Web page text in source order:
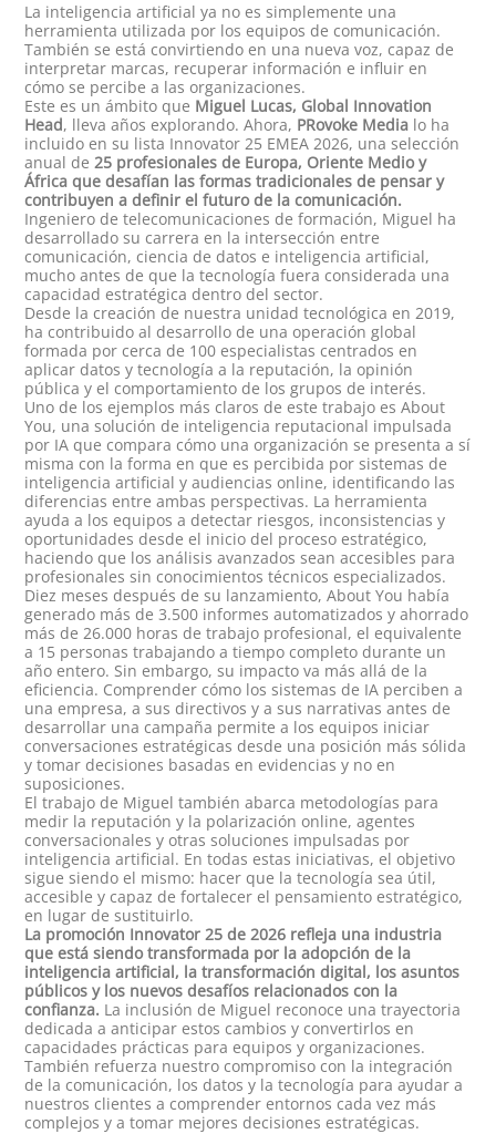
La inteligencia artificial ya no es simplemente una
herramienta utilizada por los equipos de comunicación.
También se está convirtiendo en una nueva voz, capaz de
interpretar marcas, recuperar información e influir en
cómo se percibe a las organizaciones.
Este es un ámbito que Miguel Lucas, Global Innovation
Head, lleva años explorando. Ahora, PRovoke Media lo ha
incluido en su lista Innovator 25 EMEA 2026, una selección
anual de25 profesionales de Europa, Oriente Medio y
África que desafían las formas tradicionales de pensar y
contribuyen a definir el futuro de la comunicación.
Ingeniero de telecomunicaciones de formación, Miguel ha
desarrollado su carrera en la intersección entre
comunicación, ciencia de datos e inteligencia artificial,
mucho antes de que la tecnología fuera considerada una
capacidad estratégica dentro del sector.
Desde la creación de nuestra unidad tecnológica en 2019,
ha contribuido al desarrollo de una operación global
formada por cerca de 100 especialistas centrados en
aplicar datos y tecnología a la reputación, la opinión
pública y el comportamiento de los grupos de interés.
Uno de los ejemplos más claros de este trabajo es About
You, una solución de inteligencia reputacional impulsada
por IA que compara cómo una organización se presenta a sí
misma con la forma en que es percibida por sistemas de
inteligencia artificial y audiencias online, identificando las
diferencias entre ambas perspectivas. La herramienta
ayuda a los equipos a detectar riesgos, inconsistencias y
oportunidades desde el inicio del proceso estratégico,
haciendo que los análisis avanzados sean accesibles para
profesionales sin conocimientos técnicos especializados.
Diez meses después de su lanzamiento, About You había
generado más de 3.500 informes automatizados y ahorrado
más de 26.000 horas de trabajo profesional, el equivalente
a 15 personas trabajando a tiempo completo durante un
año entero. Sin embargo, su impacto va más allá de la
eficiencia. Comprender cómo los sistemas de IA perciben a
una empresa, a sus directivos y a sus narrativas antes de
desarrollar una campaña permite a los equipos iniciar
conversaciones estratégicas desde una posición más sólida
y tomar decisiones basadas en evidencias y no en
suposiciones.
El trabajo de Miguel también abarca metodologías para
medir la reputación y la polarización online, agentes
conversacionales y otras soluciones impulsadas por
inteligencia artificial. En todas estas iniciativas, el objetivo
sigue siendo el mismo: hacer que la tecnología sea útil,
accesible y capaz de fortalecer el pensamiento estratégico,
en lugar de sustituirlo.
La promoción Innovator 25 de 2026 refleja una industria
que está siendo transformada por la adopción de la
inteligencia artificial, la transformación digital, los asuntos
públicos y los nuevos desafíos relacionados con la
confianza. La inclusión de Miguel reconoce una trayectoria
dedicada a anticipar estos cambios y convertirlos en
capacidades prácticas para equipos y organizaciones.
También refuerza nuestro compromiso con la integración
de la comunicación, los datos y la tecnología para ayudar a
nuestros clientes a comprender entornos cada vez más
complejos y a tomar mejores decisiones estratégicas.